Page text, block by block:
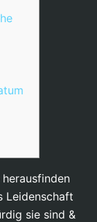
Leidenschaft
sie sind &